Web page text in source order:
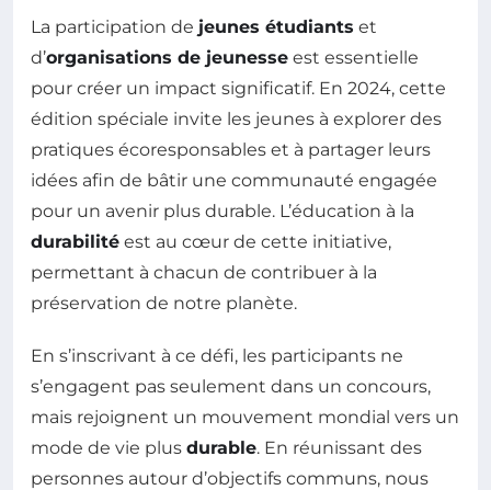
La participation de jeunes étudiants et
d’organisations de jeunesse est essentielle
pour créer un impact significatif. En 2024, cette
édition spéciale invite les jeunes à explorer des
pratiques écoresponsables et à partager leurs
idées afin de bâtir une communauté engagée
pour un avenir plus durable. L’éducation à la
durabilité est au cœur de cette initiative,
permettant à chacun de contribuer à la
préservation de notre planète.
En s’inscrivant à ce défi, les participants ne
s’engagent pas seulement dans un concours,
mais rejoignent un mouvement mondial vers un
mode de vie plus durable. En réunissant des
personnes autour d’objectifs communs, nous